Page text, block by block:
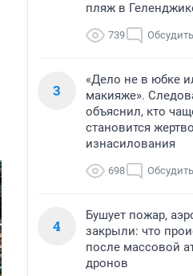
пляж в
739 Обсудить
3
«Дело не в юбке
макияже».
объяснил, кто
становится
изнасилования
698 Обсудить
4
Бушует пожар,
закрыли: что
после массовой
дронов